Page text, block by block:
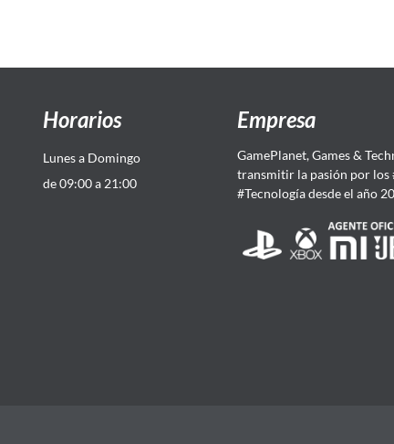
Horarios
Lunes a Domingo
de 09:00 a 21:00
Empresa
GamePlanet, Games &
transmitir la pasión por los
#Tecnología desde el año